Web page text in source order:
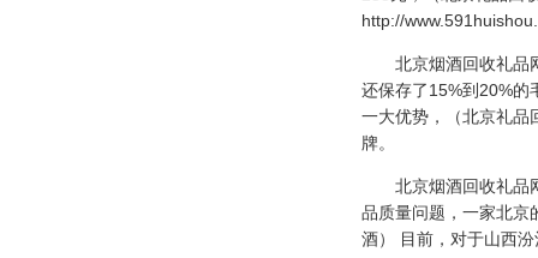
http://
北京烟酒回收礼品网
还保存了15%到20%的
一大优势，（北京礼品
牌。
北京烟酒回收礼品网
品质量问题，一家北京
酒） 目前，对于山西